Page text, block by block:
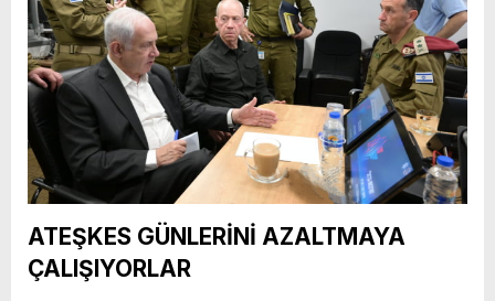
ATEŞKES GÜNLERİNİ AZALTMAYA
ÇALIŞIYORLAR